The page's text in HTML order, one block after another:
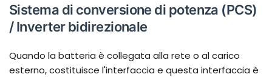
Sistema di conversione di potenza (PCS)
/ Inverter bidirezionale
Quando la batteria è collegata alla rete o al carico
esterno, costituisce l'interfaccia e questa interfaccia è